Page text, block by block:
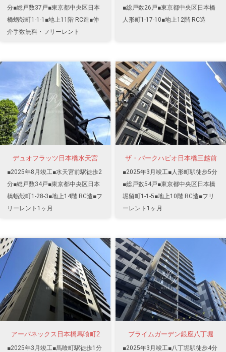
分■総戸数37戸■東京都中央区日本
橋蛎殻町1-1-1■地上11階 RC造■仲
介手数無料・フリーレント
■総戸数26戸■東京都中央区日本橋
人形町1-17-10■地上12階 RC造
デュオフラッツ日本橋水天宮
■2025年8月竣工■水天宮前駅徒歩2
分■総戸数34戸■東京都中央区日本
橋蛎殻町1-28-3■地上14階 RC造■フ
リーレント1ヶ月
ザ・パークハビオ日本橋三越前
■2025年3月竣工■人形町駅徒歩5分
■総戸数54戸■東京都中央区日本橋
堀留町1-1-5■地上10階 RC造■フリ
ーレント1ヶ月
アーバネックス日本橋馬喰町2
■2025年3月竣工■馬喰町駅徒歩1分
プライムガーデン銀座八丁堀
■2025年3月竣工■八丁堀駅徒歩4分